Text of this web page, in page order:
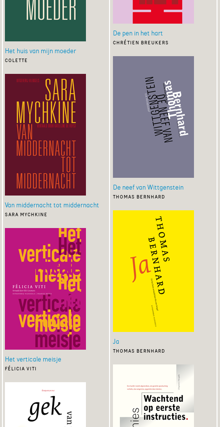
Het huis van mijn moeder
colette
Van middernacht tot middernacht
sara mychkine
Het verticale meisje
félicia viti
De pen in het hart
chrétien breukers
De neef van Wittgenstein
thomas bernhard
Ja
thomas bernhard